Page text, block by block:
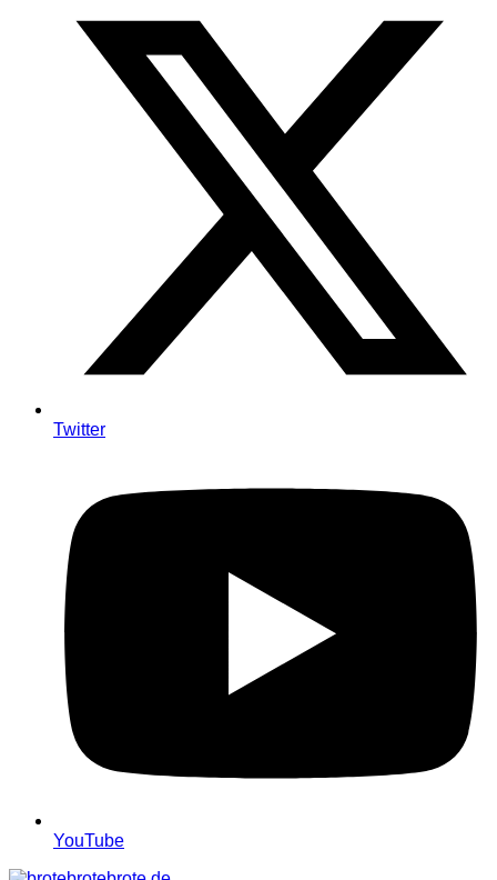
Twitter
YouTube